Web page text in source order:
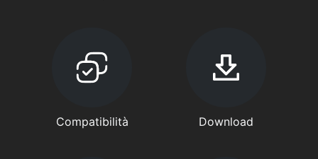
Compatibilità Download